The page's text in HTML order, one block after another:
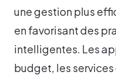
une gestion plus
en favorisant des
intelligentes. Les
budget, les